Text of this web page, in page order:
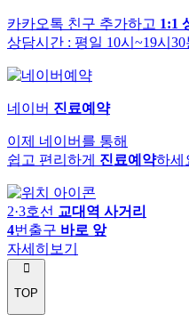
카카오톡 친구 추가하고 1:1
상담시간 : 평일 10시~19시30
네이버 진료예약
이제 네이버를 통해
쉽고 편리하게 진료예약하세
2·3호선 교대역 사거리
4번출구 바로 앞
자세히보기
TOP